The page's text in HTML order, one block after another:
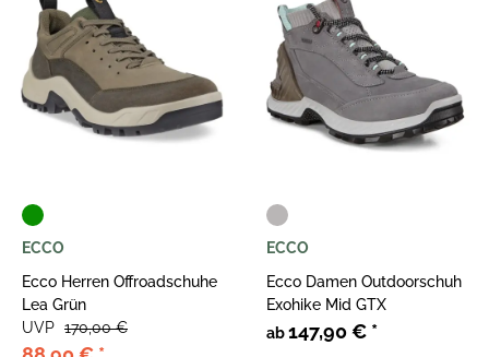
ECCO
Ecco Herren Offroadschuhe
Lea Grün
UVP 170,00 €
ECCO
Ecco Damen Outdoorschuh
Exohike Mid GTX
ab147,90 € *